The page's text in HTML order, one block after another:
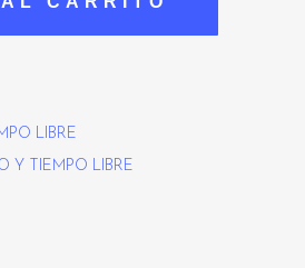
LIBRE
Y TIEMPO LIBRE